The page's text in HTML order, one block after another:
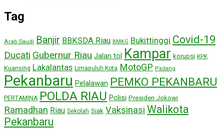
Tag
Arab Saudi Banjir BBKSDA Riau BMKG Bukittinggi Covid-19
Ducati Gubernur Riau Jalan tol Kampar korupsi KPK
Kuansing Lakalantas Limapuluh Kota MotoGP Padang
Pekanbaru Pelalawan PEMKO PEKANBARU
PERTAMINA POLDA RIAU Polisi Presiden Jokowi
Ramadhan Riau Sekolah Siak Vaksinasi Walikota
Pekanbaru